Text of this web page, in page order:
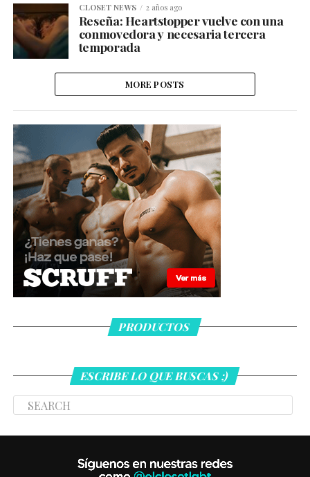
CLOSET NEWS 2 años ago
Reseña: Heartstopper vuelve con una
conmovedora y necesaria tercera
temporada
MORE POSTS
PRODUCTOS
ESCRIBE LO QUE BUSCAS ;)